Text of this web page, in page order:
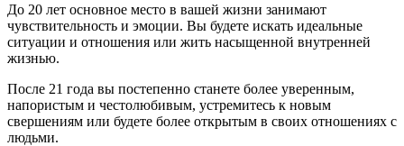
До 20 лет основное место в вашей жизни занимают
чувствительность и эмоции. Вы будете искать идеальные
ситуации и отношения или жить насыщенной внутренней
жизнью.
После 21 года вы постепенно станете более уверенным,
напористым и честолюбивым, устремитесь к новым
свершениям или будете более открытым в своих отношениях с
людьми.